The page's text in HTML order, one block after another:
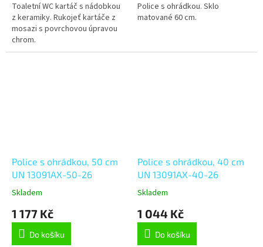
Toaletní WC kartáč s nádobkou
z keramiky. Rukojeť kartáče z
mosazi s povrchovou úpravou
chrom.
Police s ohrádkou. Sklo
matované 60 cm.
Police s ohrádkou, 50 cm
UN 13091AX-50-26
Skladem
1 177 Kč
Do košíku
Police s ohrádkou, 40 cm
UN 13091AX-40-26
Skladem
1 044 Kč
Do košíku